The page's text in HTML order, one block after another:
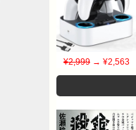
¥2,999 → ¥2,563